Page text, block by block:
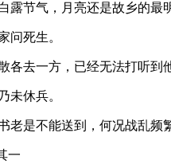
露节气，月亮还是故乡的最
问死生。
各去一方，已经无法打听到
未休兵。
老是不能送到，何况战乱频
一